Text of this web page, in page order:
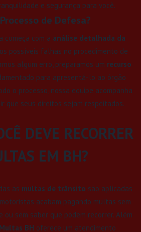
e segurança para você.
de Defesa?
começa com a análise detalhada da
possíveis falhas no procedimento de
algum erro, preparamos um recurso
para apresentá-lo ao órgão
o processo, nossa equipe acompanha
que seus direitos sejam respeitados.
DEVE RECORRER
EM BH?
as multas de trânsito são aplicadas
acabam pagando multas sem
ou sem saber que podem recorrer. Além
BH oferece um atendimento